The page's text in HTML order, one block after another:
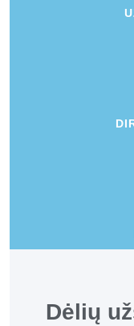
Dėlių